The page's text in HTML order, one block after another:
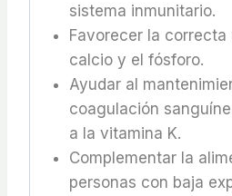
sistema inmunitario.
Favorecer la correcta
calcio y el fósforo.
Ayudar al
coagulación
a la vitamina K.
Complementar la
personas con baja